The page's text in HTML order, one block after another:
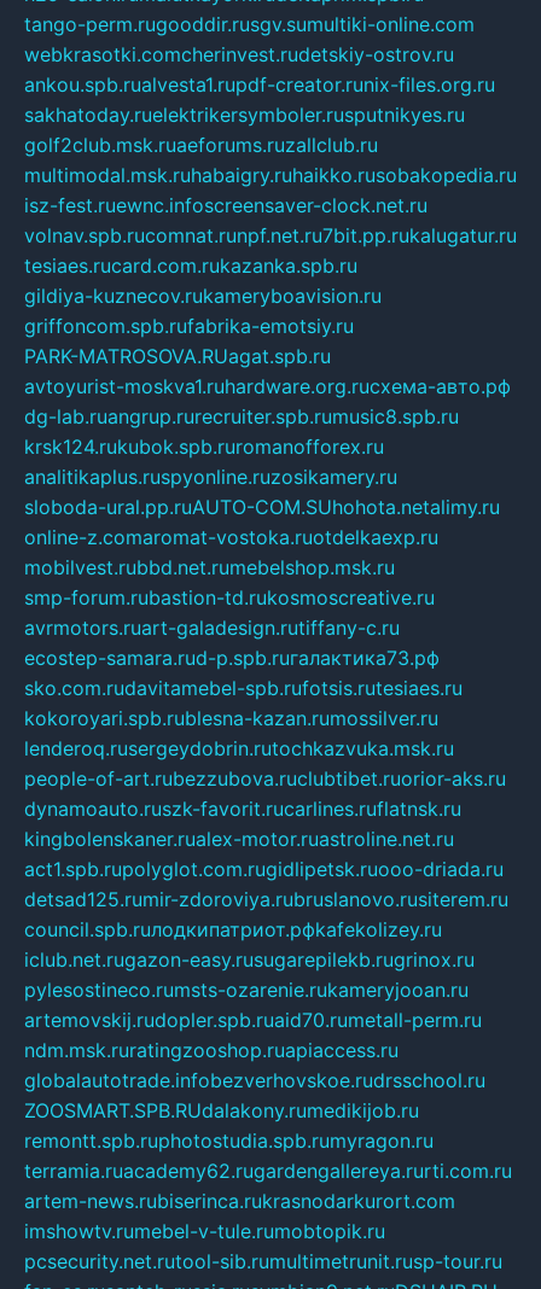
tango-perm.rugooddir.rusgv.sumultiki-online.com
webkrasotki.comcherinvest.rudetskiy-ostrov.ru
ankou.spb.rualvesta1.rupdf-creator.runix-files.org.ru
sakhatoday.ruelektrikersymboler.rusputnikyes.ru
golf2club.msk.ruaeforums.ruzallclub.ru
multimodal.msk.ruhabaigry.ruhaikko.rusobakopedia.ru
isz-fest.ruewnc.infoscreensaver-clock.net.ru
volnav.spb.rucomnat.runpf.net.ru7bit.pp.rukalugatur.ru
tesiaes.rucard.com.rukazanka.spb.ru
gildiya-kuznecov.rukameryboavision.ru
griffoncom.spb.rufabrika-emotsiy.ru
PARK-MATROSOVA.RUagat.spb.ru
avtoyurist-moskva1.ruhardware.org.ruсхема-авто.рф
dg-lab.ruangrup.rurecruiter.spb.rumusic8.spb.ru
krsk124.rukubok.spb.ruromanofforex.ru
analitikaplus.ruspyonline.ruzosikamery.ru
sloboda-ural.pp.ruAUTO-COM.SUhohota.netalimy.ru
online-z.comaromat-vostoka.ruotdelkaexp.ru
mobilvest.rubbd.net.rumebelshop.msk.ru
smp-forum.rubastion-td.rukosmoscreative.ru
avrmotors.ruart-galadesign.rutiffany-c.ru
ecostep-samara.rud-p.spb.ruгалактика73.рф
sko.com.rudavitamebel-spb.rufotsis.rutesiaes.ru
kokoroyari.spb.rublesna-kazan.rumossilver.ru
lenderoq.rusergeydobrin.rutochkazvuka.msk.ru
people-of-art.rubezzubova.ruclubtibet.ruorior-aks.ru
dynamoauto.ruszk-favorit.rucarlines.ruflatnsk.ru
kingbolenskaner.rualex-motor.ruastroline.net.ru
act1.spb.rupolyglot.com.rugidlipetsk.ruooo-driada.ru
detsad125.rumir-zdoroviya.rubruslanovo.rusiterem.ru
council.spb.ruлодкипатриот.рфkafekolizey.ru
iclub.net.rugazon-easy.rusugarepilekb.rugrinox.ru
pylesostineco.rumsts-ozarenie.rukameryjooan.ru
artemovskij.rudopler.spb.ruaid70.rumetall-perm.ru
ndm.msk.ruratingzooshop.ruapiaccess.ru
globalautotrade.infobezverhovskoe.rudrsschool.ru
ZOOSMART.SPB.RUdalakony.rumedikijob.ru
remontt.spb.ruphotostudia.spb.rumyragon.ru
terramia.ruacademy62.rugardengallereya.rurti.com.ru
artem-news.rubiserinca.rukrasnodarkurort.com
imshowtv.rumebel-v-tule.rumobtopik.ru
pcsecurity.net.rutool-sib.rumultimetrunit.rusp-tour.ru